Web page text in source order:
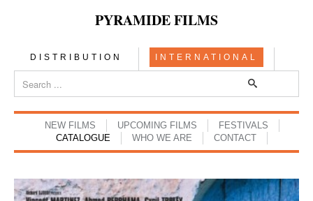
PYRAMIDE FILMS
DISTRIBUTION INTERNATIONAL
NEW FILMS UPCOMING FILMS
FESTIVALS
CATALOGUE
WHO WE ARE CONTACT